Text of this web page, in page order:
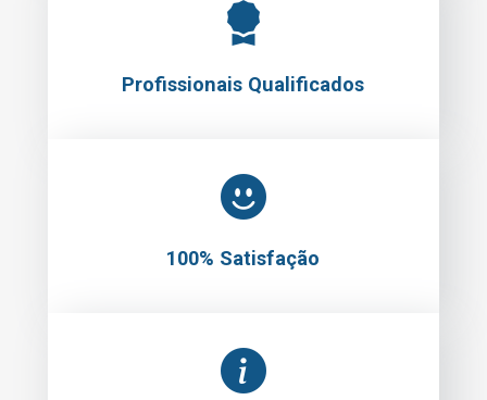
Profissionais Qualificados
100% Satisfação